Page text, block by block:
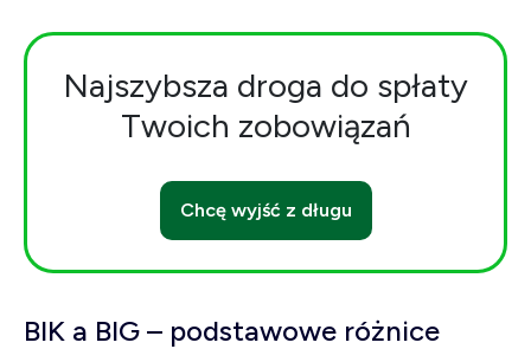
Najszybsza droga do spłaty
Twoich zobowiązań
Chcę wyjść z długu
BIK a BIG – podstawowe różnice